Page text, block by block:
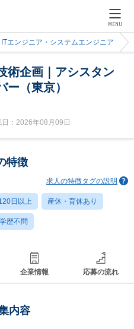
MENU
ITエンジニア・システムエンジニア
術企画｜アシスタン
ー（東京）
：2026年08月09日
特徴
求人の特徴タグの説明
日以上 産休・育休あり
学歴不問
企業情報 応募の流れ
内容